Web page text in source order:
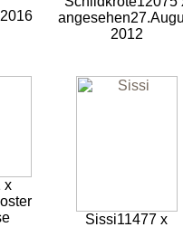
angesehen
2012
x
Sissi11477 x